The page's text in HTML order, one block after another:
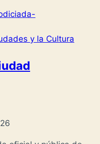
y la Cultura